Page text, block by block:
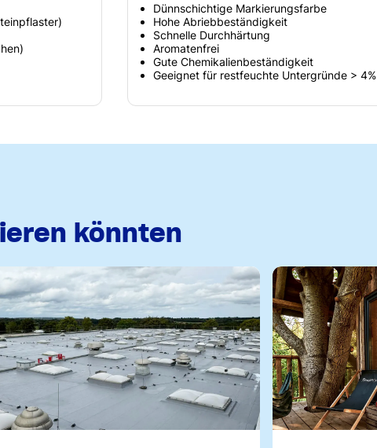
Dünnschichtige Markierungsfarbe
Hohe Abriebbeständigkeit
Schnelle Durchhärtung
Aromatenfrei
Gute Chemikalienbeständigkeit
Geeignet für restfeuchte Untergründe > 4%
könnten